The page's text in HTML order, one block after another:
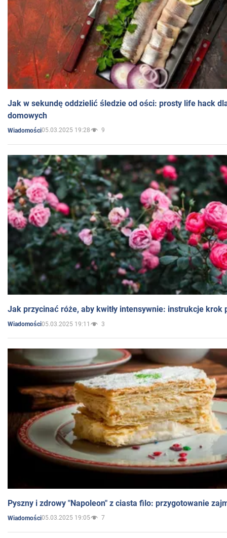
Jak w sekundę oddzielić śledzie od ości: prosty life hack
domowych
Wiadomości05.03.2025 19:28 9
Jak przycinać róże, aby kwitły intensywnie: instrukcje krok
Wiadomości05.03.2025 19:11 3
Pyszny i zdrowy "Napoleon" z ciasta filo: przygotowanie
Wiadomości05.03.2025 19:05 7